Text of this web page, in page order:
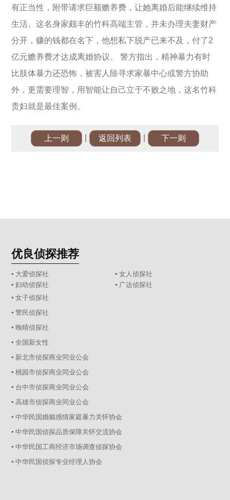
有正当性，附带请求巨额赡养费，让她离婚后能继续维持
生活。这名身家颇丰的竹科高端主管，并未办理夫妻财产
分开，赚的钱都在名下，他想私下脱产已来不及，付了2
亿元赡养费才达成离婚协议。 警方指出，精神暴力有时
比肢体暴力还恐怖，被害人除寻求家暴中心或警方协助
外，更需要理智，用智能让自己立于不败之地，这名竹科
贵妇就是最佳案例。
上一则 返回列表 下一则
优良侦探推荐
▪ 大爱侦探社
▪ 女人侦探社
▪ 妇幼侦探社
▪ 广达侦探社
▪ 女子侦探社
▪ 警民侦探社
▪ 晚晴侦探社
▪ 全国新女性
▪ 新北市侦探商业同业公会
▪ 桃园市侦探商业同业公会
▪ 台中市侦探商业同业公会
▪ 高雄市侦探商业同业公会
▪ 中华民国婚姻感情家庭暴力关怀协会
▪ 中华民国侦探品质保障关怀交流协会
▪ 中华民国工商经济市场调查侦探协会
▪ 中华民国侦探专业经理人协会